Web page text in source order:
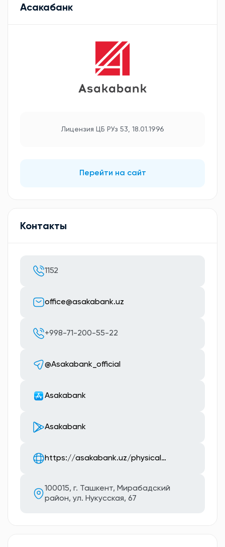
Асакабанк
Лицензия ЦБ РУз 53, 18.01.1996
Перейти на сайт
Контакты
1152
office@asakabank.uz
+998-71-200-55-22
@Asakabank_official
Asakabank
Asakabank
https://asakabank.uz/physical…
100015, г. Ташкент, Мирабадский
район, ул. Нукусская, 67